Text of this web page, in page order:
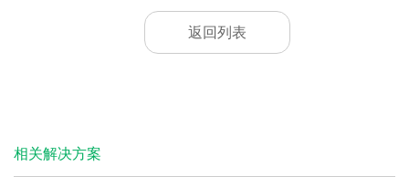
返回列表
相关解决方案